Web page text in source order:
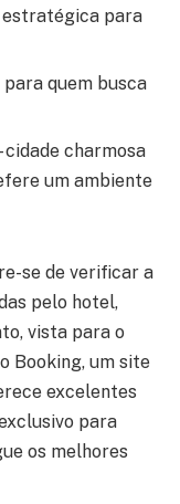
estratégica para
para quem busca
cidade charmosa
um ambiente
se de verificar a
pelo hotel,
vista para o
Booking, um site
excelentes
para
os melhores